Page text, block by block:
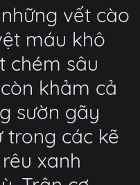
vết cào
máu khô
chém sâu
khảm cả
sườn gãy
trong các kẽ
xanh